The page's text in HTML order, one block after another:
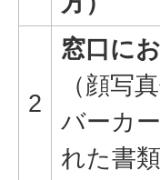
2
窓口に
（顔写
バーカ
れた書類